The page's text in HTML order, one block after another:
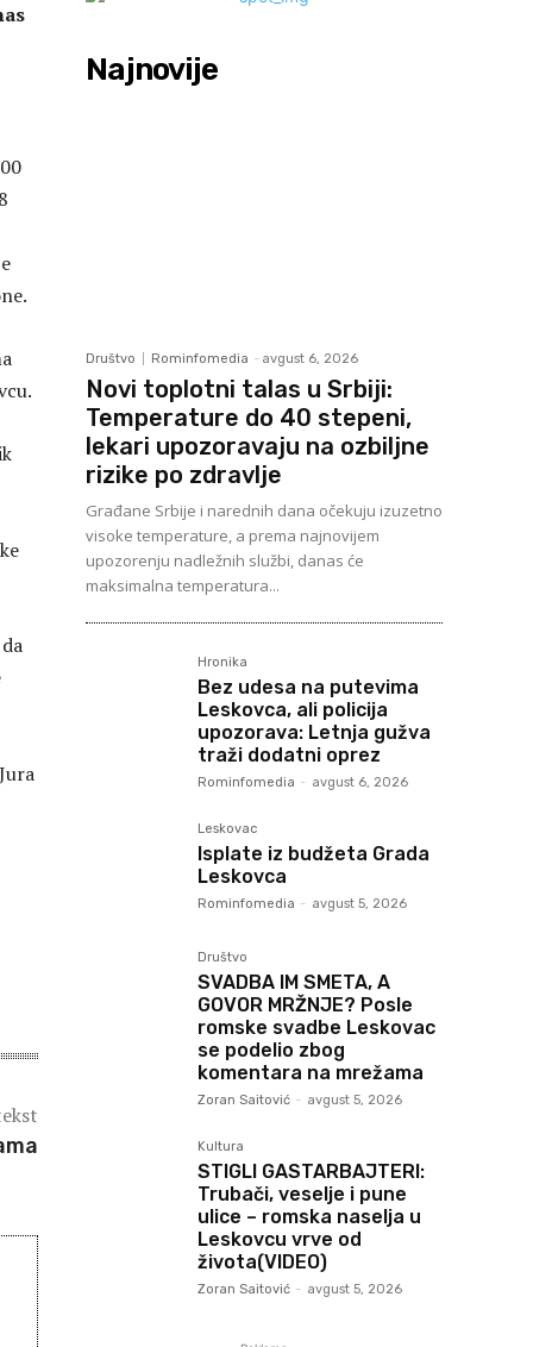
Najnovije
Društvo Rominfomedia - avgust 6, 2026
Novi toplotni talas u Srbiji:
Temperature do 40 stepeni,
lekari upozoravaju na ozbiljne
rizike po zdravlje
Građane Srbije i narednih dana očekuju izuzetno
visoke temperature, a prema najnovijem
upozorenju nadležnih službi, danas će
maksimalna temperatura...
Hronika
Bez udesa na putevima
Leskovca, ali policija
upozorava: Letnja gužva
traži dodatni oprez
Rominfomedia - avgust 6, 2026
Leskovac
Isplate iz budžeta Grada
Leskovca
Rominfomedia - avgust 5, 2026
Društvo
SVADBA IM SMETA, A
GOVOR MRŽNJE? Posle
romske svadbe Leskovac
se podelio zbog
komentara na mrežama
Zoran Saitović - avgust 5, 2026
Kultura
STIGLI GASTARBAJTERI:
Trubači, veselje i pune
ulice – romska naselja u
Leskovcu vrve od
života(VIDEO)
Zoran Saitović - avgust 5, 2026